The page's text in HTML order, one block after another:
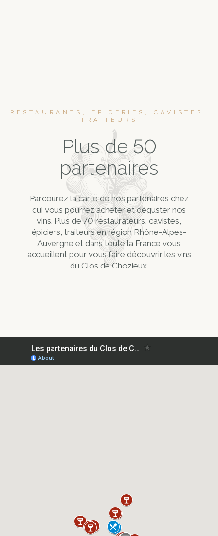
RESTAURANTS, EPICERIES, CAVISTES,
TRAITEURS
Plus de 50
partenaires
Parcourez la carte de nos partenaires chez
qui vous pourrez acheter et déguster nos
vins. Plus de 70 restaurateurs, cavistes,
épiciers, traiteurs en région Rhône-Alpes-
Auvergne et dans toute la France vous
accueillent pour vous faire découvrir les vins
du Clos de Chozieux.